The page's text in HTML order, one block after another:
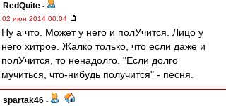
RedQuite -
02 июн 2014 00:04
Ну а что. Может у него и полУчится. Лицо у
него хитрое. Жалко только, что если даже и
полУчится, то ненадолго. "Если долго
мучиться, что-нибудь получится" - песня.
spartak46 -